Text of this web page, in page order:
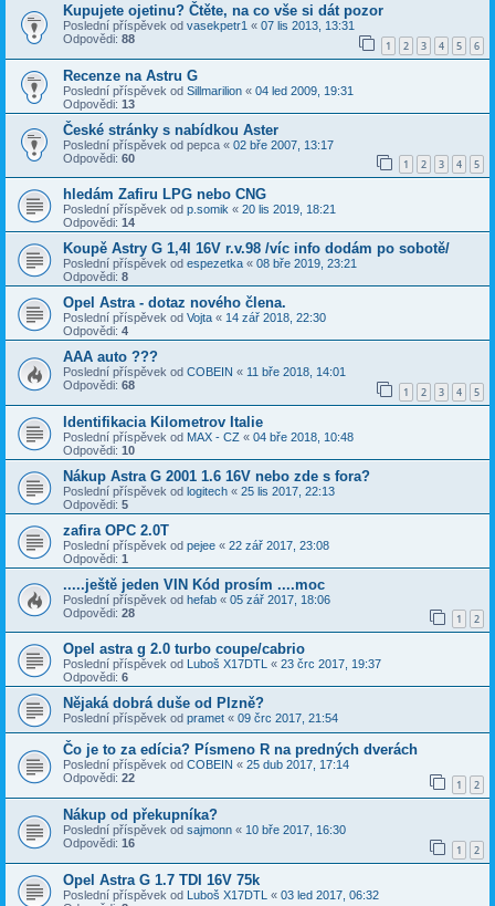
Kupujete ojetinu? Čtěte, na co vše si dát pozor
Poslední příspěvek od vasekpetr1 « 07 lis 2013, 13:31
Odpovědi: 88 1 2 3 4 5 6
Recenze na Astru G
Poslední příspěvek od Sillmarilion « 04 led 2009, 19:31
Odpovědi: 13
České stránky s nabídkou Aster
Poslední příspěvek od pepca « 02 bře 2007, 13:17
Odpovědi: 60 1 2 3 4 5
hledám Zafiru LPG nebo CNG
Poslední příspěvek od p.somik « 20 lis 2019, 18:21
Odpovědi: 14
Koupě Astry G 1,4l 16V r.v.98 /víc info dodám po sobotě/
Poslední příspěvek od espezetka « 08 bře 2019, 23:21
Odpovědi: 8
Opel Astra - dotaz nového člena.
Poslední příspěvek od Vojta « 14 zář 2018, 22:30
Odpovědi: 4
AAA auto ???
Poslední příspěvek od COBEIN « 11 bře 2018, 14:01
Odpovědi: 68 1 2 3 4 5
Identifikacia Kilometrov Italie
Poslední příspěvek od MAX - CZ « 04 bře 2018, 10:48
Odpovědi: 10
Nákup Astra G 2001 1.6 16V nebo zde s fora?
Poslední příspěvek od logitech « 25 lis 2017, 22:13
Odpovědi: 5
zafira OPC 2.0T
Poslední příspěvek od pejee « 22 zář 2017, 23:08
Odpovědi: 1
.....ještě jeden VIN Kód prosím ....moc
Poslední příspěvek od hefab « 05 zář 2017, 18:06
Odpovědi: 28 1 2
Opel astra g 2.0 turbo coupe/cabrio
Poslední příspěvek od Luboš X17DTL « 23 črc 2017, 19:37
Odpovědi: 6
Nějaká dobrá duše od Plzně?
Poslední příspěvek od pramet « 09 črc 2017, 21:54
Čo je to za edícia? Písmeno R na predných dverách
Poslední příspěvek od COBEIN « 25 dub 2017, 17:14
Odpovědi: 22 1 2
Nákup od překupníka?
Poslední příspěvek od sajmonn « 10 bře 2017, 16:30
Odpovědi: 16 1 2
Opel Astra G 1.7 TDI 16V 75k
Poslední příspěvek od Luboš X17DTL « 03 led 2017, 06:32